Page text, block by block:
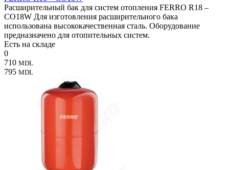
Расширительный бак для систем отопления FERRO R18 –
CO18W Для изготовления расширительного бака
использована высококачественная сталь. Оборудование
предназначено для отопительных систем.
Есть на складе
0
710 MDL
795 MDL